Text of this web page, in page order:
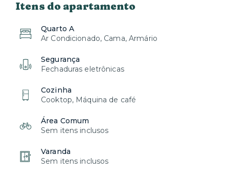
Itens do apartamento
Quarto A
Ar Condicionado, Cama, Armário
Segurança
Fechaduras eletrônicas
Cozinha
Cooktop, Máquina de café
Área Comum
Sem itens inclusos
Varanda
Sem itens inclusos